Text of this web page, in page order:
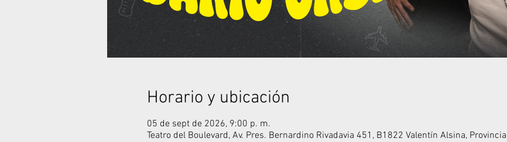
Horario y ubicación
05 de sept de 2026, 9:00 p. m.
Teatro del Boulevard, Av. Pres. Bernardino Rivadavia 451, B1822 Valentín Alsina,